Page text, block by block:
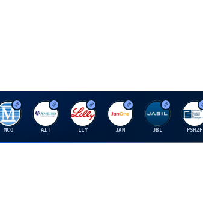
M
MCO
A
AIT
E
LLY
J
JAN
J
JBL
P
PSHZF